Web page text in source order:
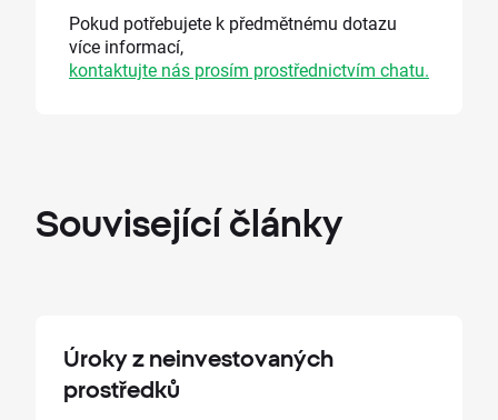
Pokud potřebujete k předmětnému dotazu
více informací,
kontaktujte nás prosím prostřednictvím chatu.
Související články
Úroky z neinvestovaných
prostředků